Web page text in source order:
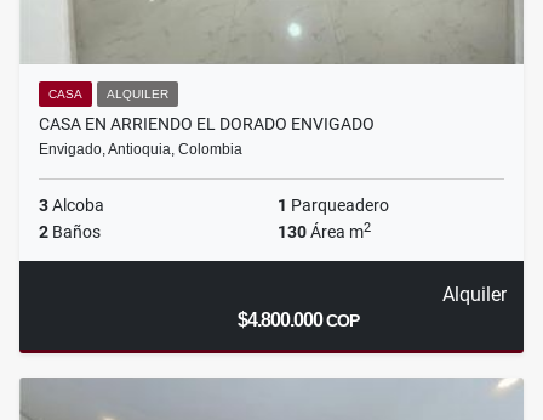
CASA ALQUILER
CASA EN ARRIENDO EL DORADO ENVIGADO
Envigado, Antioquia, Colombia
3Alcoba 1 Parqueadero
2 Baños 130Área m2
Alquiler
$4.800.000COP